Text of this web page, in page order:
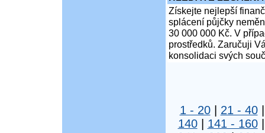
Získejte nejlepší
splácení půjčky
30 000 000 Kč. V
prostředků. Zaručuji
konsolidaci svých
1 - 20| 21 - 40
140| 141 - 160